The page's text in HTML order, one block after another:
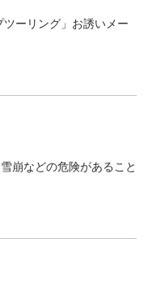
ーリング」お誘いメー
崩などの危険があること